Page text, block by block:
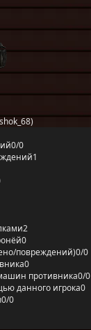
0/0
1
2
0
повреждений)0/0
0
противника0/0
данного игрока0
0/0